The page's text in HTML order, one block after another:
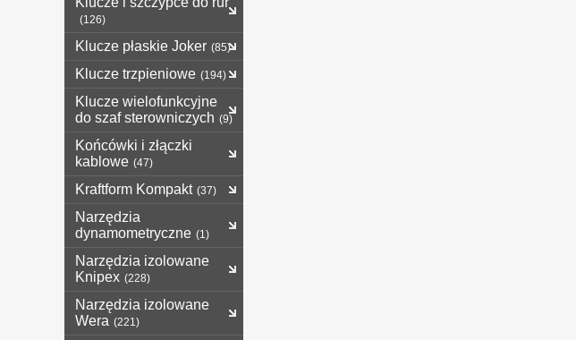
(126)
Klucze płaskie Joker (85)
Klucze trzpieniowe (194)
Klucze wielofunkcyjne
do szaf sterowniczych (9)
Końcówki i złączki
kablowe (47)
Kraftform Kompakt (37)
Narzędzia
dynamometryczne (1)
Narzędzia izolowane
Knipex (228)
Narzędzia izolowane
Wera (221)